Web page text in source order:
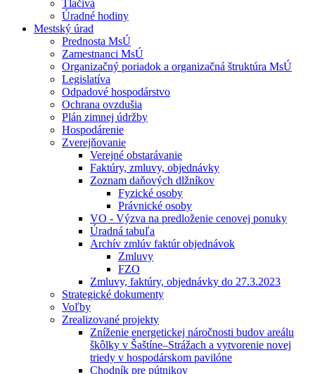
Tlačivá
Úradné hodiny
Mestský úrad
Prednosta MsÚ
Zamestnanci MsÚ
Organizačný poriadok a organizačná štruktúra MsÚ
Legislatíva
Odpadové hospodárstvo
Ochrana ovzdušia
Plán zimnej údržby
Hospodárenie
Zverejňovanie
Verejné obstarávanie
Faktúry, zmluvy, objednávky
Zoznam daňových dlžníkov
Fyzické osoby
Právnické osoby
VO - Výzva na predloženie cenovej ponuky
Úradná tabuľa
Archív zmlúv faktúr objednávok
Zmluvy
FZO
Zmluvy, faktúry, objednávky do 27.3.2023
Strategické dokumenty
Voľby
Zrealizované projekty
Zníženie energetickej náročnosti budov areálu
škôlky v Šaštíne–Strážach a vytvorenie novej
triedy v hospodárskom pavilóne
Chodník pre pútnikov